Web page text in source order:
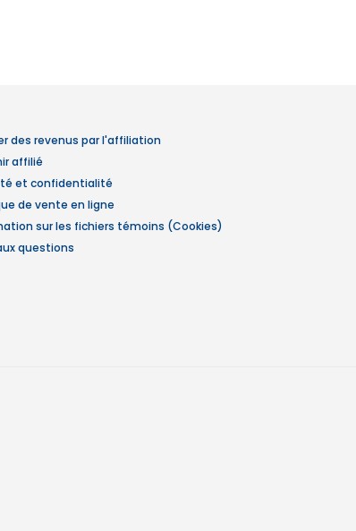
des revenus par l'affiliation
affilié
et confidentialité
de vente en ligne
sur les fichiers témoins (Cookies)
questions